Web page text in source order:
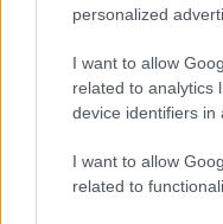
personalized
I want to allow
related to analytics
device identifiers in
I want to allow
related to